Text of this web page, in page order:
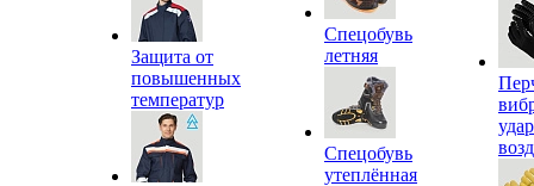
Защита от
повышенных
температур
Спецобувь
летняя
Спецобувь
утеплённая